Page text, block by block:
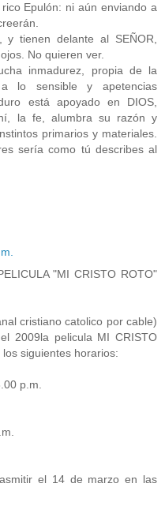
Epulón: ni aún enviando a
tienen delante al SEÑOR,
No quieren ver.
inmadurez, propia de la
lo sensible y apetencias
está apoyado en DIOS,
la fe, alumbra su razón y
primarios y materiales.
sería como tú describes al
"MI CRISTO ROTO"
cristiano catolico por cable)
2009la pelicula MI CRISTO
siguientes horarios:
p.m.
el 14 de marzo en las